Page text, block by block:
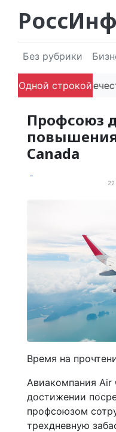
Без рубрики
Одной строкой
Профсоюз
Canada
Время на
Авиакомпания Air
достижении
профсоюзом
трехдневную